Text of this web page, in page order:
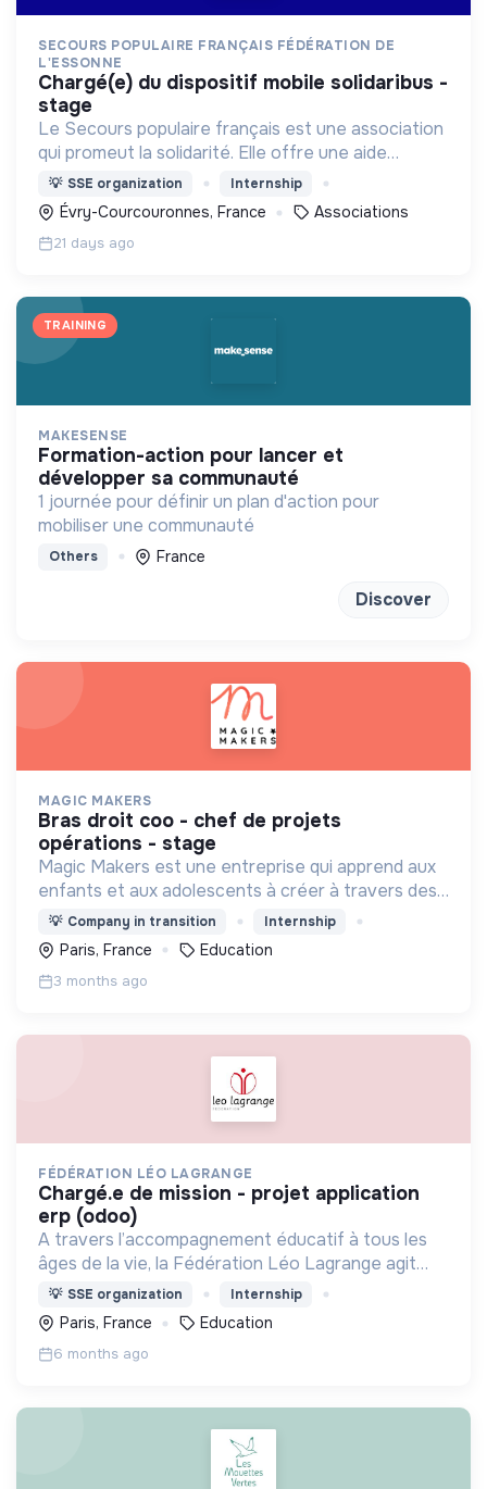
SECOURS POPULAIRE FRANÇAIS FÉDÉRATION DE
L'ESSONNE
chargé(e) du dispositif mobile solidaribus -
stage
Le Secours populaire français est une association
qui promeut la solidarité. Elle offre une aide
alimentaire, matérielle, facilite l'accès aux droits, à
la culture, aux loisirs et aux vacances
💡 SSE organization Internship
Évry-Courcouronnes, France Associations
21 days ago
TRAINING
MAKESENSE
formation-action pour lancer et
développer sa communauté
1 journée pour définir un plan d'action pour
mobiliser une communauté
Others France
Discover
MAGIC MAKERS
bras droit coo - chef de projets
opérations - stage
Magic Makers est une entreprise qui apprend aux
enfants et aux adolescents à créer à travers des
ateliers fun (création de jeux vidéo,
programmation, IA…) dans une ambiance ludique et
collaborative !
💡 Company in transition Internship
Paris, France Education
3 months ago
FÉDÉRATION LÉO LAGRANGE
chargé.e de mission - projet application
erp (odoo)
A travers l’accompagnement éducatif à tous les
âges de la vie, la Fédération Léo Lagrange agit
pour l’émancipation de chacun et participe à la
construction de citoyens impliqués dans la société
civile
💡 SSE organization Internship
Paris, France Education
6 months ago